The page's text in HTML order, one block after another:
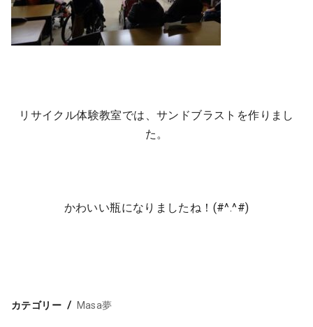
リサイクル体験教室では、サンドブラストを作りまし
た。
かわいい瓶になりましたね！(#^.^#)
カテゴリー Masa夢